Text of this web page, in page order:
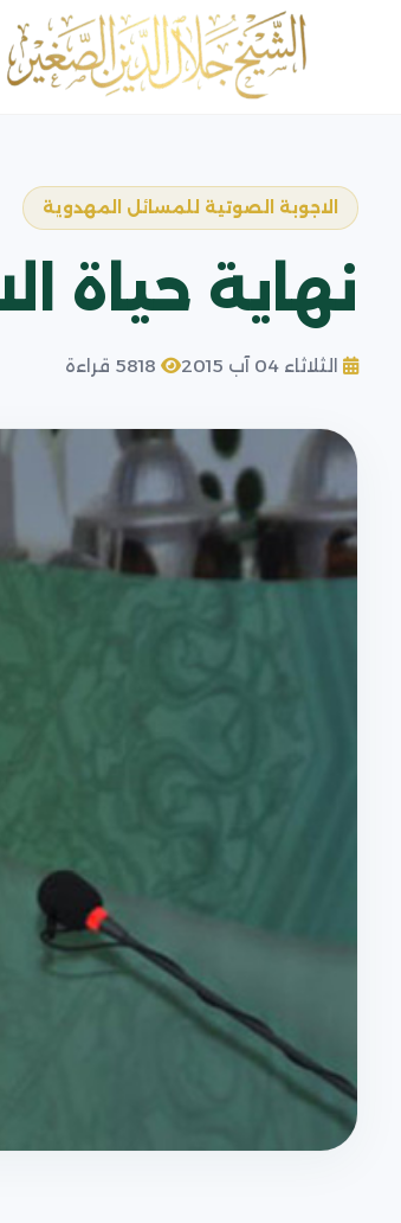
الاجوبة الصوتية للمسائل المهدوية
نهاية حياة
الثلاثاء 04 آب 2015